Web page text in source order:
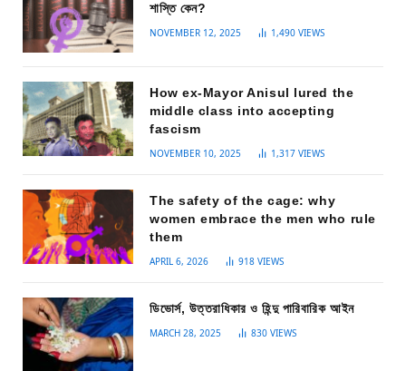
শাস্তি কেন?
NOVEMBER 12, 2025 1,490 VIEWS
How ex-Mayor Anisul lured the
middle class into accepting
fascism
NOVEMBER 10, 2025 1,317 VIEWS
The safety of the cage: why
women embrace the men who rule
them
APRIL 6, 2026 918 VIEWS
ডিভোর্স, উত্তরাধিকার ও হিন্দু পারিবারিক আইন
MARCH 28, 2025 830 VIEWS